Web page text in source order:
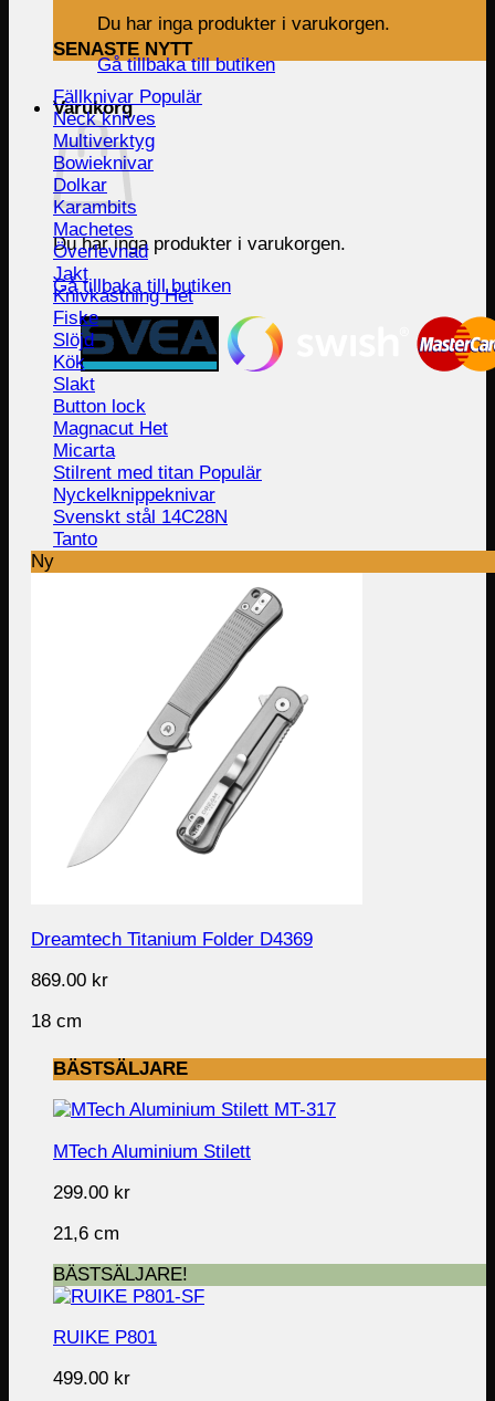
Du har inga produkter i varukorgen.
Gå tillbaka till butiken
Varukorg
Du har inga produkter i varukorgen.
Gå tillbaka till butiken
SENASTE NYTT
Fällknivar
Neck knives
Multiverktyg
Bowieknivar
Dolkar
Karambits
Machetes
Överlevnad
Jakt
Knivkastning
Fiske
Slöjd
Kök
Slakt
Button lock
Magnacut
Micarta
Stilrent med titan
Nyckelknippeknivar
Svenskt stål 14C28N
Tanto
Ny
Dreamtech Titanium Folder D4369
869.00 kr
18 cm
BÄSTSÄLJARE
MTech Aluminium Stilett
299.00 kr
21,6 cm
BÄSTSÄLJARE!
RUIKE P801
499.00 kr